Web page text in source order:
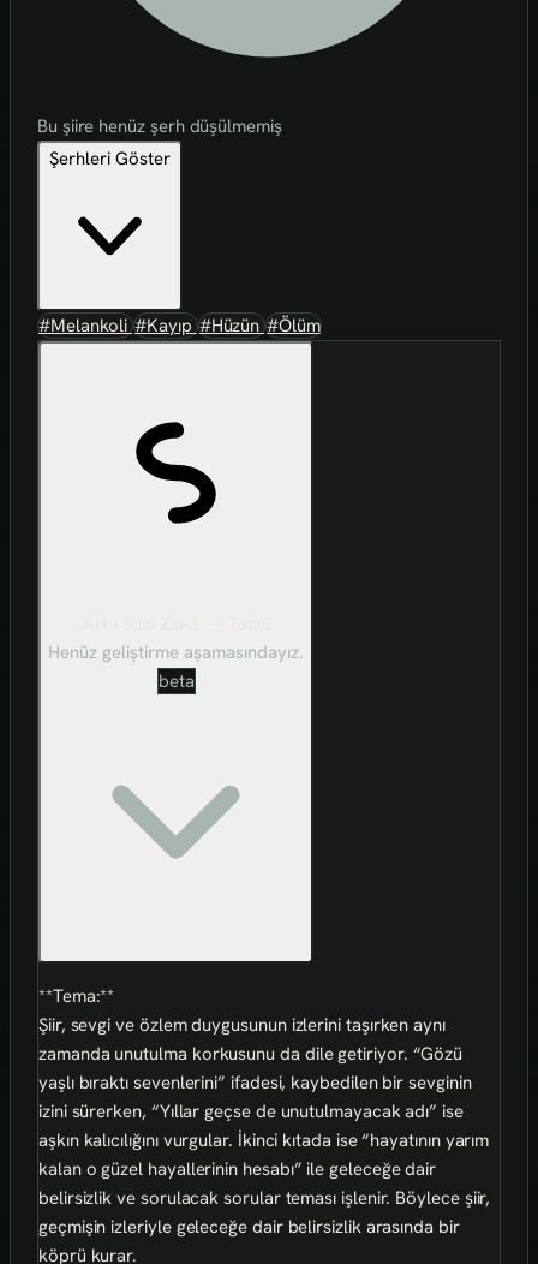
Bu şiire henüz şerh düşülmemiş
Şerhleri Göster
#Melankoli#Kayıp#Hüzün#Ölüm
Henüz geliştirme aşamasındayız.
beta
**Tema:**
Şiir, sevgi ve özlem duygusunun izlerini taşırken aynı
zamanda unutulma korkusunu da dile getiriyor. “Gözü
yaşlı bıraktı sevenlerini” ifadesi, kaybedilen bir sevginin
izini sürerken, “Yıllar geçse de unutulmayacak adı” ise
aşkın kalıcılığını vurgular. İkinci kıtada ise “hayatının yarım
kalan o güzel hayallerinin hesabı” ile geleceğe dair
belirsizlik ve sorulacak sorular teması işlenir. Böylece şiir,
geçmişin izleriyle geleceğe dair belirsizlik arasında bir
köprü kurar.